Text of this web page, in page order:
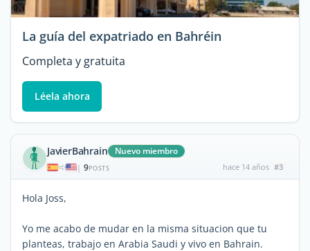
La guía del expatriado en Bahréin
Completa y gratuita
Léela ahora
JavierBahrain Nuevo miembro
| 9POSTS hace 14 años #3
Hola Joss,
Yo me acabo de mudar en la misma situacion que tu
planteas, trabajo en Arabia Saudi y vivo en Bahrain.